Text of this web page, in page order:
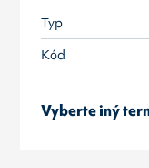
Typ
Kód
Vyberte iný